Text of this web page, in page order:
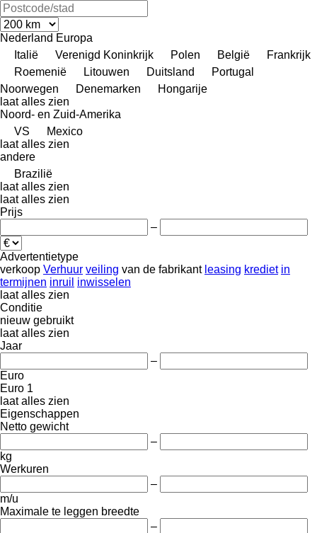
Nederland Europa
Italië
Verenigd Koninkrijk Polen België
Frankrijk
Roemenië
Litouwen Duitsland
Portugal
Noorwegen
Denemarken
Hongarije
laat alles zien
Noord- en Zuid-Amerika
VS
Mexico
laat alles zien
andere
Brazilië
laat alles zien
laat alles zien
Prijs
–
Advertentietype
verkoop Verhuur veiling van de fabrikant leasing krediet in
termijnen inruil inwisselen
laat alles zien
Conditie
nieuw gebruikt
laat alles zien
Jaar
–
Euro
Euro 1
laat alles zien
Eigenschappen
Netto gewicht
–
kg
Werkuren
–
m/u
Maximale te leggen breedte
–